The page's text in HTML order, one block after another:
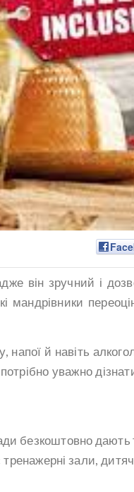
він зручний і
й навіть
уважно
безкоштовно дають
зали,